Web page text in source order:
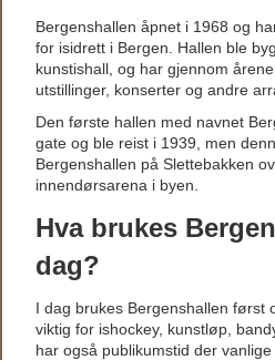
Bergenshallen åpnet i 1968 og
for isidrett i Bergen. Hallen ble
kunstishall, og har gjennom
utstillinger, konserter og andre
Den første hallen med navnet
gate og ble reist i 1939, men
Bergenshallen på Slettebakken
innendørsarena i byen.
Hva brukes
dag?
I dag brukes Bergenshallen først
viktig for ishockey, kunstløp,
har også publikumstid der